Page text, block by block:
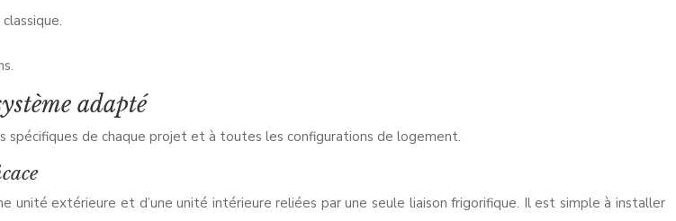
adapté
spécifiques de chaque projet et à toutes les configurations de logement.
unité extérieure et d’une unité intérieure reliées par une seule liaison frigorifique. Il est simple à installer